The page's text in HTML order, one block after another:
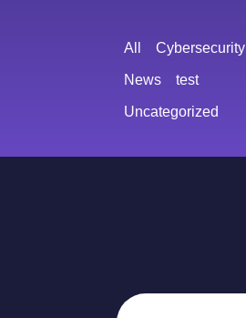
Cybersecurity
News test
Uncategorized
All